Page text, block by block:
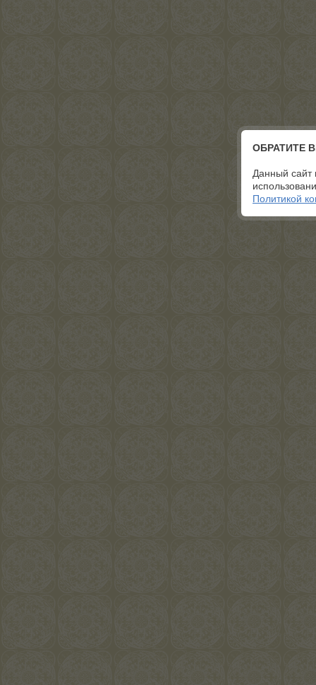
ОБРАТИТЕ
Данный сайт
Политикой